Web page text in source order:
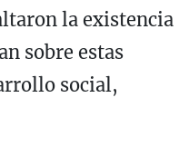
la existencia
sobre estas
social,